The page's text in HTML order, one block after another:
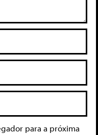
para a próxima